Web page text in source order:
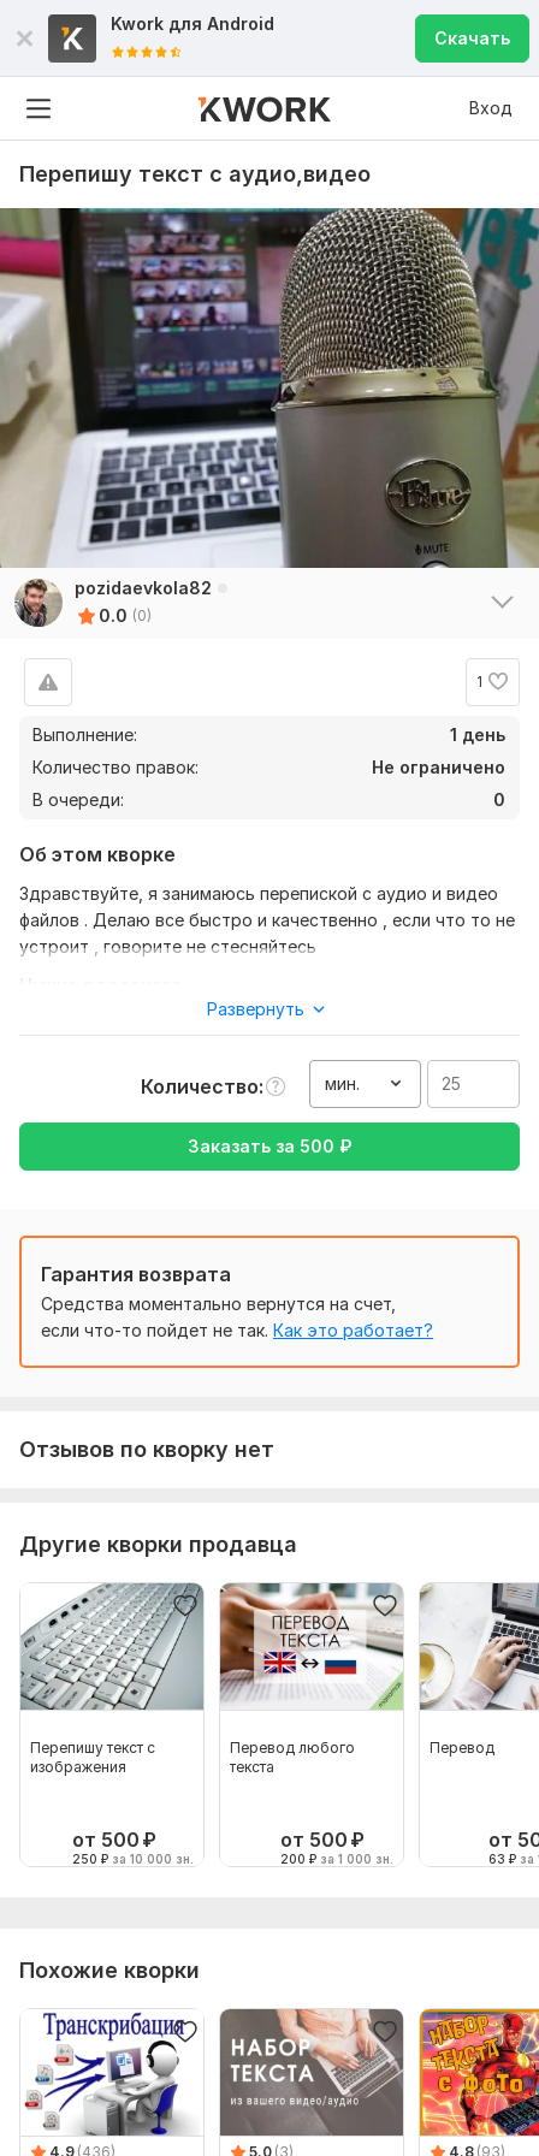
Kwork для Android
Скачать
Вход
Перепишу текст с аудио,видео
pozidaevkola82
0.0 (0)
1
Выполнение:
1 день
Количество правок:
Не ограничено
В очереди:
0
Об этом кворке
Здравствуйте, я занимаюсь перепиской с аудио и видео
файлов . Делаю все быстро и качественно , если что то не
устроит , говорите не стесняйтесь
От вас потребуется качественный аудио или видео файл,
Объем услуги в кворке: 25 минут
Развернуть
Количество мин.
Заказать за 500 ₽
Гарантия возврата
Средства моментально вернутся на счет,
если что-то пойдет не так. Как это работает?
Отзывов по кворку нет
Другие кворки продавца
Перепишу текст с
изображения
от 500 ₽
250 ₽ за 10 000 зн.
Перевод любого
текста
от 500 ₽
200 ₽ за 1 000 зн.
Перевод
от
63 ₽ за
Похожие кворки
4.9 (436) 5.0 (3) 4.8 (93)